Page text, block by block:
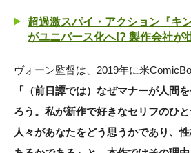
超過激スパイ・アクション『キ
がユニバース化へ!? 製作会社が
ヴォーン監督は、2019年に米
「（前日譚では）なぜマナーが人間
ろう。私が新作で好きなセリフのひ
人々があなたをどう思うかであり、